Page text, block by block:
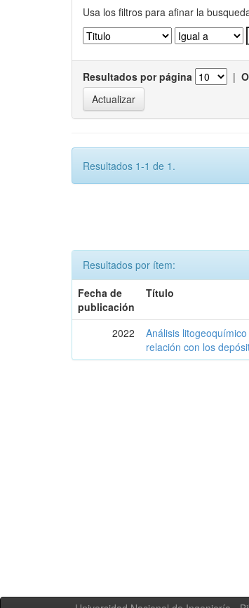
Usa los filtros para afinar la
Resultados por página |
Resultados 1-1 de 1.
Resultados por ítem:
Fecha de
publicación
Título
2022
Análisis
relación con los